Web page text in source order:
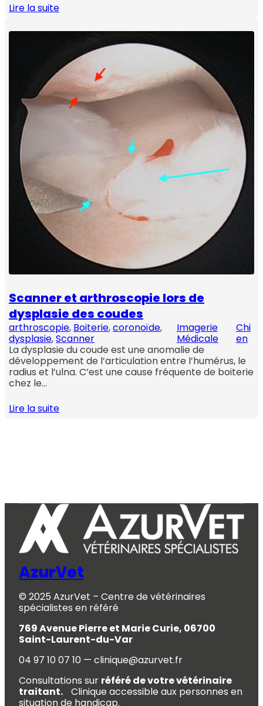
Lire la suite
Scanner et arthroscopie lors de
dysplasie des coudes
arthroscopie, Boiterie, coronoïde,
dysplasie, Scanner
Imagerie
Médicale
Chi
en
La dysplasie du coude est une anomalie de
développement de l’articulation entre l’humérus, le
radius et l’ulna. C’est une cause fréquente de boiterie
chez le…
Lire la suite
AzurVet
© 2025 AzurVet – Centre de vétérinaires
spécialistes en référé
769 Avenue Pierre et Marie Curie, 06700
Saint-Laurent-du-Var
04 97 10 07 10 — clinique@azurvet.fr
Consultations sur référé de votre vétérinaire
traitant. Clinique accessible aux personnes en
situation de handicap.